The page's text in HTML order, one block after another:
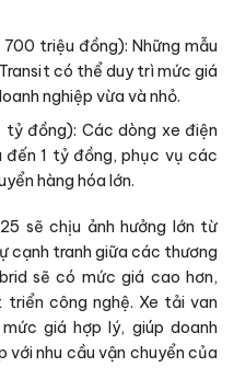
triệu đồng): Những mẫu
có thể duy trì mức giá
nghiệp vừa và nhỏ.
đồng): Các dòng xe điện
1 tỷ đồng, phục vụ các
hàng hóa lớn.
sẽ chịu ảnh hưởng lớn từ
cạnh tranh giữa các thương
sẽ có mức giá cao hơn,
triển công nghệ. Xe tải van
giá hợp lý, giúp doanh
với nhu cầu vận chuyển của